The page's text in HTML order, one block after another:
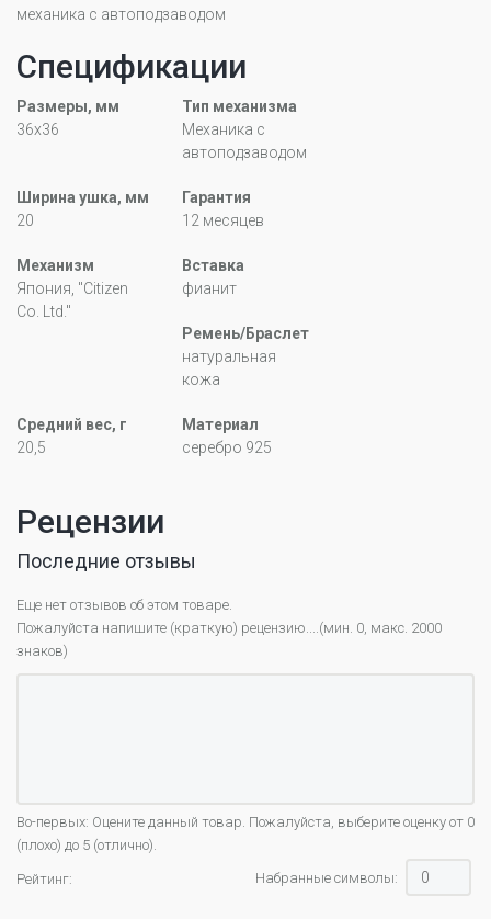
механика с автоподзаводом
Спецификации
Размеры, мм
36х36
Тип механизма
Механика с
автоподзаводом
Ширина ушка, мм
20
Гарантия
12 месяцев
Механизм
Япония, "Citizen
Co. Ltd."
Вставка
фианит
Ремень/Браслет
натуральная
кожа
Средний вес, г
20,5
Материал
серебро 925
Рецензии
Последние отзывы
Еще нет отзывов об этом товаре.
Пожалуйста напишите (краткую) рецензию....(мин. 0, макс. 2000
знаков)
Во-первых: Оцените данный товар. Пожалуйста, выберите оценку от 0
(плохо) до 5 (отлично).
Рейтинг: Набранные символы: